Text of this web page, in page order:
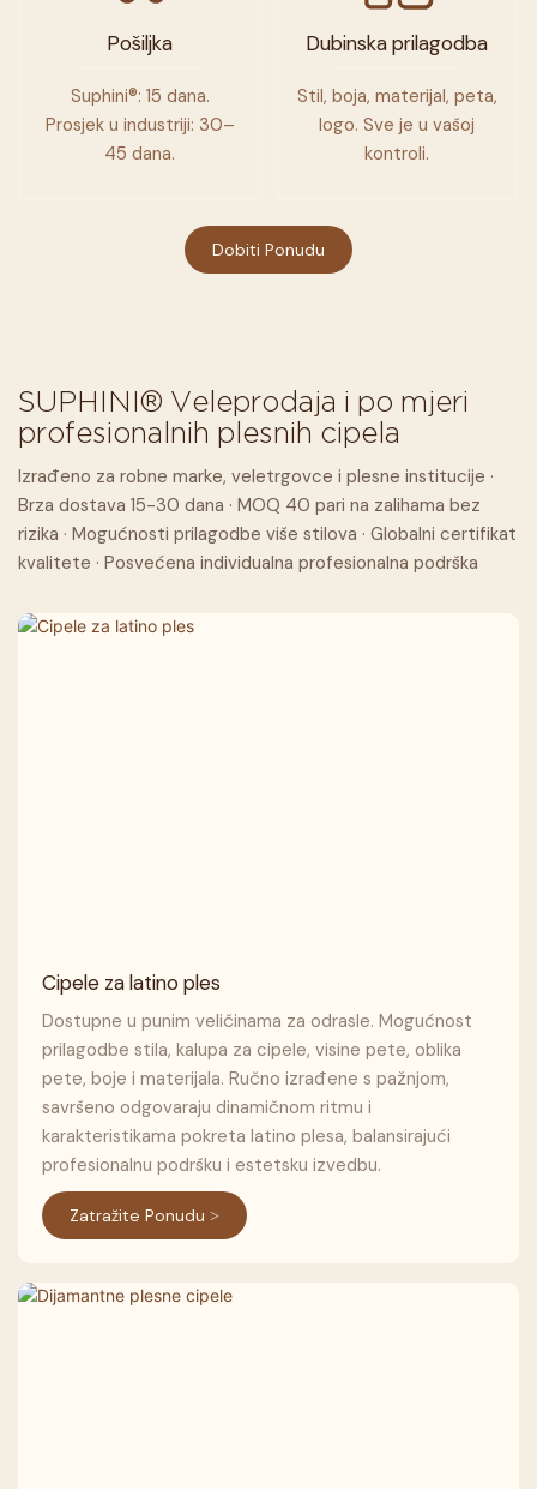
Pošiljka
Suphini®: 15 dana.
Prosjek u industriji: 30–
45 dana.
Dubinska prilagodba
Stil, boja, materijal, peta,
logo. Sve je u vašoj
kontroli.
Dobiti Ponudu
SUPHINI® Veleprodaja i po mjeri
profesionalnih plesnih cipela
Izrađeno za robne marke, veletrgovce i plesne institucije ·
Brza dostava 15-30 dana · MOQ 40 pari na zalihama bez
rizika · Mogućnosti prilagodbe više stilova · Globalni certifikat
kvalitete · Posvećena individualna profesionalna podrška
Cipele za latino ples
Dostupne u punim veličinama za odrasle. Mogućnost
prilagodbe stila, kalupa za cipele, visine pete, oblika
pete, boje i materijala. Ručno izrađene s pažnjom,
savršeno odgovaraju dinamičnom ritmu i
karakteristikama pokreta latino plesa, balansirajući
profesionalnu podršku i estetsku izvedbu.
Zatražite Ponudu >